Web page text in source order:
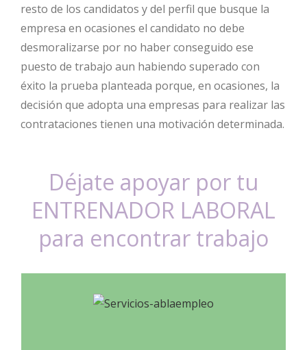
resto de los candidatos y del perfil que busque la
empresa en ocasiones el candidato no debe
desmoralizarse por no haber conseguido ese
puesto de trabajo aun habiendo superado con
éxito la prueba planteada porque, en ocasiones, la
decisión que adopta una empresas para realizar las
contrataciones tienen una motivación determinada.
Déjate apoyar por tu
ENTRENADOR LABORAL
para encontrar trabajo